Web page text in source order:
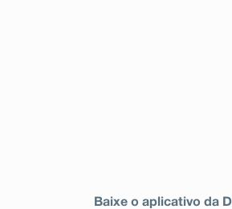
Baixe o aplicativo da